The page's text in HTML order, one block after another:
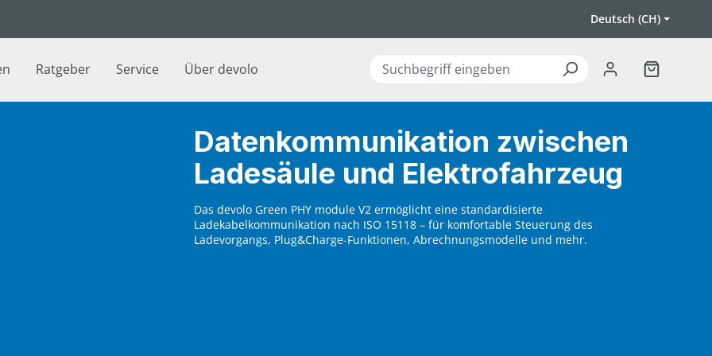
Deutsch (CH)
Ratgeber Service Über devolo
Datenkommunikation zwischen
Ladesäule und Elektrofahrzeug
Das devolo Green PHY module V2 ermöglicht eine standardisierte
Ladekabelkommunikation nach ISO 15118 – für komfortable Steuerung des
Ladevorgangs, Plug&Charge-Funktionen, Abrechnungsmodelle und mehr.